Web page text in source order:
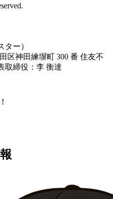
ター）
区神田練塀町 300 番 住友不
取締役：李 衡達